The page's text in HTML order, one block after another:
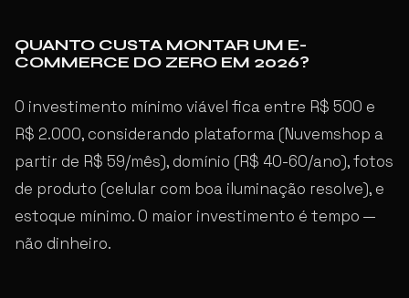
QUANTO CUSTA MONTAR UM E-
COMMERCE DO ZERO EM 2026?
O investimento mínimo viável fica entre R$ 500 e
R$ 2.000, considerando plataforma (Nuvemshop a
partir de R$ 59/mês), domínio (R$ 40-60/ano), fotos
de produto (celular com boa iluminação resolve), e
estoque mínimo. O maior investimento é tempo —
não dinheiro.